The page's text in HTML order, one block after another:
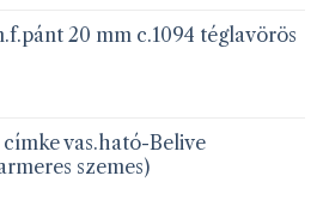
20 mm c.1094 téglavörös
vas.ható-Belive
szemes)